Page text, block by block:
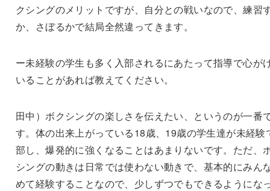
クシングのメリットですが、自分との戦いなので、練習
か、さぼるかで結局全然違ってきます。
ー未経験の学生も多く入部されるにあたって指導で心が
いることがあれば教えてください。
田中）ボクシングの楽しさを伝えたい、というのが一番
す。体の出来上がっている18歳、19歳の学生達が未経験
部し、爆発的に強くなることはあまりないです。ただ、
シングの動きは日常では使わない動きで、基本的にみん
めて経験することなので、少しずつでもできるようにな